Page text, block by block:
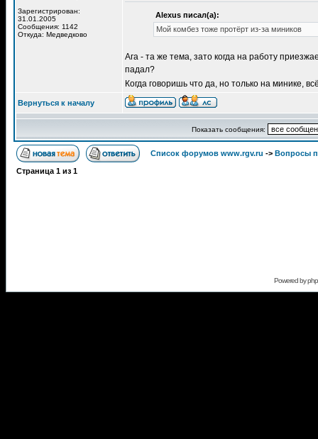
Зарегистрирован:
31.01.2005
Сообщения: 1142
Откуда: Медведково
Alexus писал(а):
Мой комбез тоже протёрт из-за миников
Ага - та же тема, зато когда на работу
падал?
Когда говоришь что да, но только на минике,
Вернуться к началу
Показать сообщения:
Список форумов www.rgv.ru -> Вопросы
Страница 1 из 1
Powered by